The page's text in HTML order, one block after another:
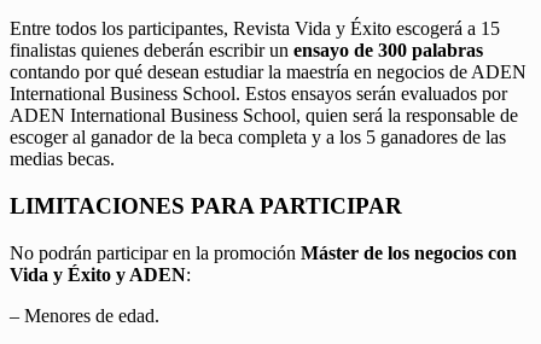
Entre todos los participantes, Revista Vida y Éxito escogerá a 15
finalistas quienes deberán escribir un ensayo de 300 palabras
contando por qué desean estudiar la maestría en negocios de ADEN
International Business School. Estos ensayos serán evaluados por
ADEN International Business School, quien será la responsable de
escoger al ganador de la beca completa y a los 5 ganadores de las
medias becas.
LIMITACIONES PARA PARTICIPAR
No podrán participar en la promoción Máster de los negocios con
Vida y Éxito y ADEN:
– Menores de edad.